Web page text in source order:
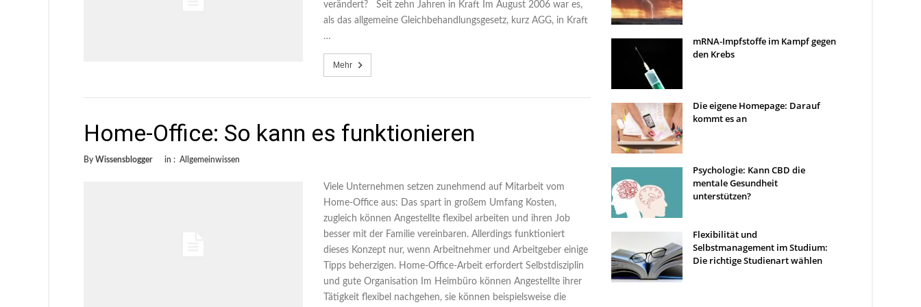
verändert? Seit zehn Jahren in Kraft Im August 2006 war es,
als das allgemeine Gleichbehandlungsgesetz, kurz AGG, in Kraft
…
Mehr
Home-Office: So kann es funktionieren
By Wissensblogger in : Allgemeinwissen
Viele Unternehmen setzen zunehmend auf Mitarbeit vom
Home-Office aus: Das spart in großem Umfang Kosten,
zugleich können Angestellte flexibel arbeiten und ihren Job
besser mit der Familie vereinbaren. Allerdings funktioniert
dieses Konzept nur, wenn Arbeitnehmer und Arbeitgeber einige
Tipps beherzigen. Home-Office-Arbeit erfordert Selbstdisziplin
und gute Organisation Im Heimbüro können Angestellte ihrer
Tätigkeit flexibel nachgehen, sie können beispielsweise die
mRNA-Impfstoffe im Kampf gegen
den Krebs
Die eigene Homepage: Darauf
kommt es an
Psychologie: Kann CBD die
mentale Gesundheit
unterstützen?
Flexibilität und
Selbstmanagement im Studium:
Die richtige Studienart wählen